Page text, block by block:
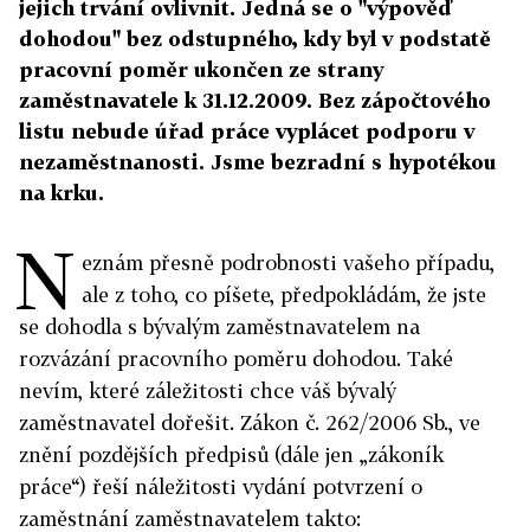
jejich trvání ovlivnit. Jedná se o "výpověď
dohodou" bez odstupného, kdy byl v podstatě
pracovní poměr ukončen ze strany
zaměstnavatele k 31.12.2009. Bez zápočtového
listu nebude úřad práce vyplácet podporu v
nezaměstnanosti. Jsme bezradní s hypotékou
na krku.
N eznám přesně podrobnosti vašeho případu,
ale z toho, co píšete, předpokládám, že jste
se dohodla s bývalým zaměstnavatelem na
rozvázání pracovního poměru dohodou. Také
nevím, které záležitosti chce váš bývalý
zaměstnavatel dořešit. Zákon č. 262/2006 Sb., ve
znění pozdějších předpisů (dále jen „zákoník
práce“) řeší náležitosti vydání potvrzení o
zaměstnání zaměstnavatelem takto: